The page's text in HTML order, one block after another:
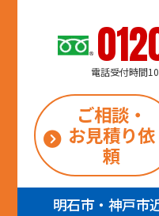
電話受付時間
ご相談・
お見積り依
頼
明石市・神戸市